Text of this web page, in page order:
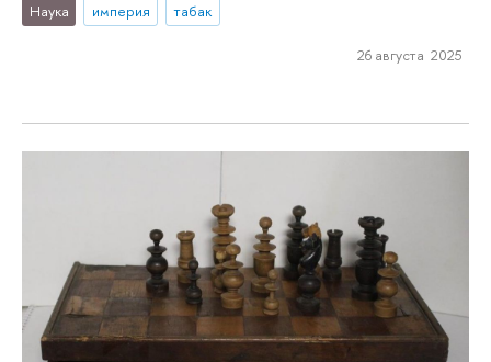
Наука империя табак
26 августа 2025